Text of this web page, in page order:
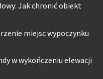
Jak chronić obiekt
miejsc wypoczynku
w wykończeniu elewacji